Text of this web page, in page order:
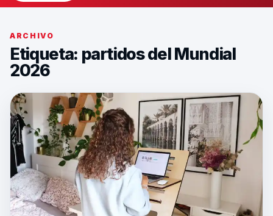
ARCHIVO
Etiqueta: partidos del Mundial
2026